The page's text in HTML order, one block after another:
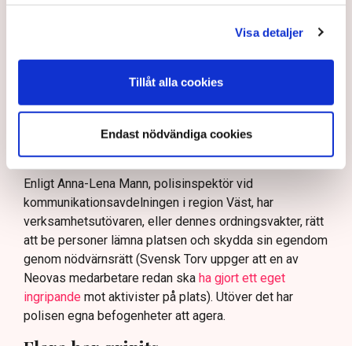
Visa detaljer
Tillåt alla cookies
Endast nödvändiga cookies
och varnade för att det annars råder ”djungelns lag”.
På sociala medier ifrågasätts det om allemansrätten
bör ge utrymme för aktivister att blockera en
ha en tydligare skyldighet att skydda privat egendom
och näringsverksamhet mot den typen av störningar.
Nu svarar polisen på kritiken.
Enligt Anna-Lena Mann, polisinspektör vid
kommunikationsavdelningen i region Väst, har
verksamhetsutövaren, eller dennes ordningsvakter, rätt
att be personer lämna platsen och skydda sin egendom
genom nödvärnsrätt (Svensk Torv uppger att en av
Neovas medarbetare redan ska ha gjort ett eget
ingripande mot aktivister på plats). Utöver det har
polisen egna befogenheter att agera.